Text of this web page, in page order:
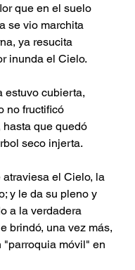
que en el suelo
se vio marchita
ya resucita
inunda el Cielo.
estuvo cubierta,
no fructificó
hasta que quedó
seco injerta.
atraviesa el Cielo, la
y le da su pleno y
a la verdadera
brindó, una vez más,
"parroquia móvil" en